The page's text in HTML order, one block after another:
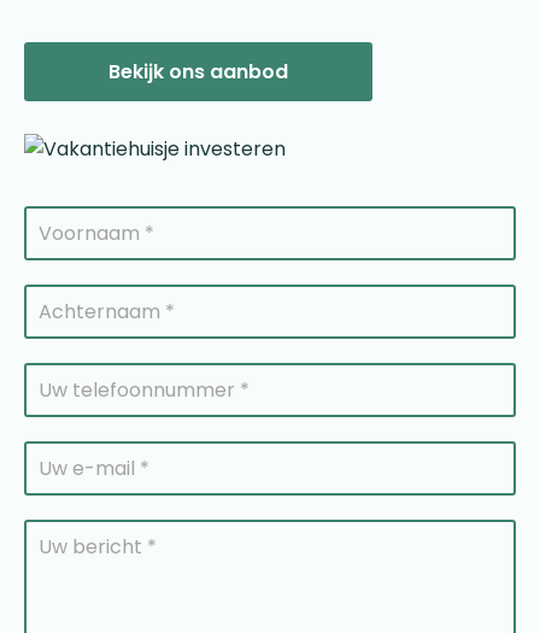
Bekijk ons aanbod